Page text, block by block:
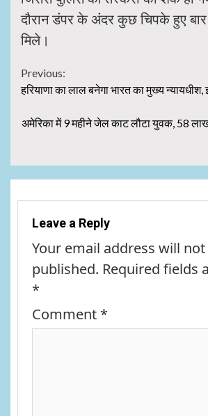
दौरान डंपर के अंदर कुछ चिपके हुए
मिले।
Continue
Previous:
हरियाणा का लाल बनेगा भारत का मुख्य
अमेरिका में 9 महीने जेल काट लौटा युवक, 58
Leave a Reply
Your email address will
published. Required fields
*
Comment *